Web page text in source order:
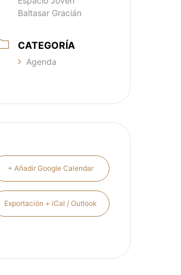
Baltasar Gracián
CATEGORÍA
Agenda
+ Añadir Google Calendar
Exportación + iCal / Outlook